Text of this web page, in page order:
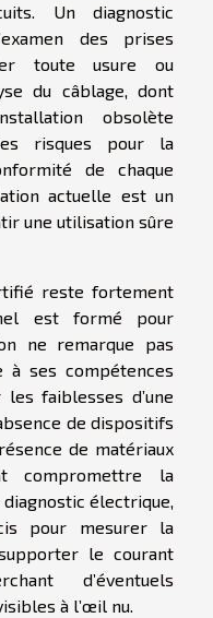
Un diagnostic
des prises
toute usure ou
du câblage, dont
obsolète
risques pour la
de chaque
actuelle est un
une utilisation sûre
reste fortement
est formé pour
ne remarque pas
à ses compétences
faiblesses d’une
de dispositifs
de matériaux
compromettre la
électrique,
pour mesurer la
le courant
d’éventuels
à l’œil nu.